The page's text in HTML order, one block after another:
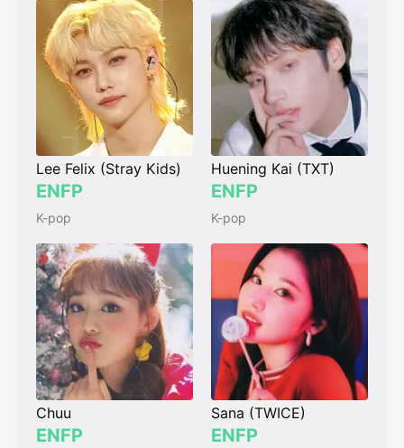
Lee Felix (Stray Kids)
ENFP
K-pop
Huening Kai (TXT)
ENFP
K-pop
Chuu
ENFP
Sana (TWICE)
ENFP